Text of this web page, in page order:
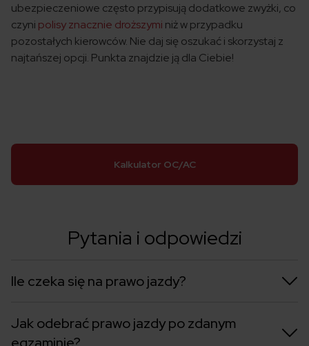
ubezpieczeniowe często przypisują dodatkowe zwyżki, co
czyni polisy znacznie droższymi niż w przypadku
pozostałych kierowców. Nie daj się oszukać i skorzystaj z
najtańszej opcji. Punkta znajdzie ją dla Ciebie!
Kalkulator OC/AC
Pytania i odpowiedzi
Ile czeka się na prawo jazdy?
Jak odebrać prawo jazdy po zdanym